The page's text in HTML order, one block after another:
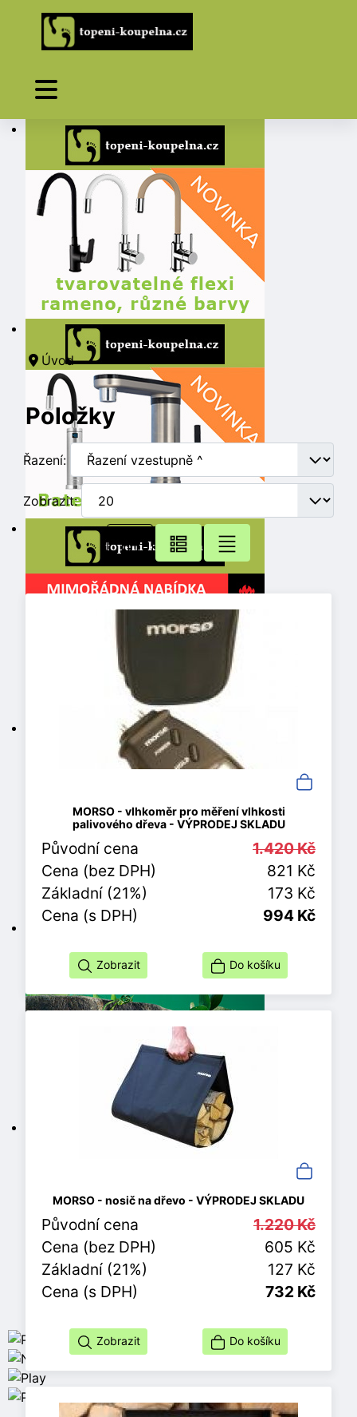
Úvod
Položky
Řazení:
Zobrazit:
MORSO - vlhkoměr pro měření vlhkosti
palivového dřeva - VÝPRODEJ SKLADU
Původní cena
1.420 Kč
Cena (bez DPH)
821 Kč
Základní (21%)
173 Kč
Cena (s DPH)
994 Kč
Zobrazit Do košíku
MORSO - nosič na dřevo - VÝPRODEJ SKLADU
Původní cena
1.220 Kč
Cena (bez DPH)
605 Kč
Základní (21%)
127 Kč
Cena (s DPH)
732 Kč
Zobrazit Do košíku